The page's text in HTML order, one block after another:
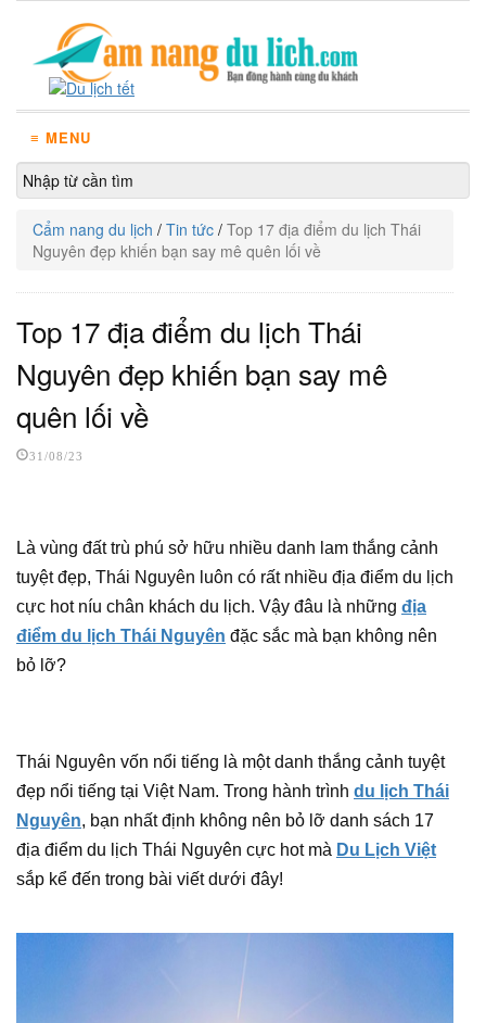
≡ MENU
Cẩm nang du lịch / Tin tức / Top 17 địa điểm du lịch Thái
Nguyên đẹp khiến bạn say mê quên lối về
Top 17 địa điểm du lịch Thái
Nguyên đẹp khiến bạn say mê
quên lối về
31/08/23
Là vùng đất trù phú sở hữu nhiều danh lam thắng cảnh
tuyệt đẹp, Thái Nguyên luôn có rất nhiều địa điểm du lịch
cực hot níu chân khách du lịch. Vậy đâu là những địa
điểm du lịch Thái Nguyên đặc sắc mà bạn không nên
bỏ lỡ?
Thái Nguyên vốn nổi tiếng là một danh thắng cảnh tuyệt
đẹp nổi tiếng tại Việt Nam. Trong hành trình du lịch Thái
Nguyên, bạn nhất định không nên bỏ lỡ danh sách 17
địa điểm du lịch Thái Nguyên cực hot mà Du Lịch Việt
sắp kể đến trong bài viết dưới đây!